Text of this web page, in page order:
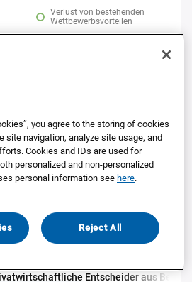
Verlust von bestehenden
Wettbewerbsvorteilen
Statistik-Infos Detail-Ansicht
für den
Entscheider aus Berlin,
you agree to the storing of cookies
site navigation, analyze site usage, and
Cookies and IDs are used for
personalized and non-personalized
personal information see here.
Reject All